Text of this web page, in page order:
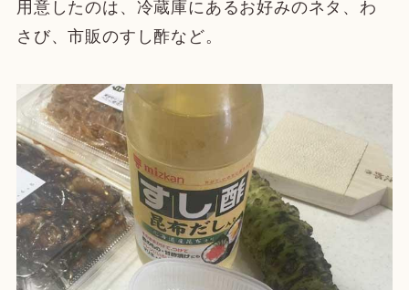
用意したのは、冷蔵庫にあるお好みのネタ、わ
さび、市販のすし酢など。